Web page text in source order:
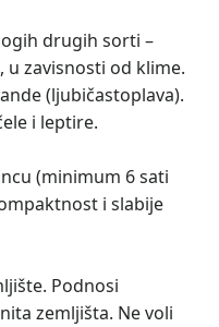
drugih sorti –
u zavisnosti od klime.
(ljubičastoplava).
i leptire.
(minimum 6 sati
i slabije
Podnosi
zemljišta. Ne voli